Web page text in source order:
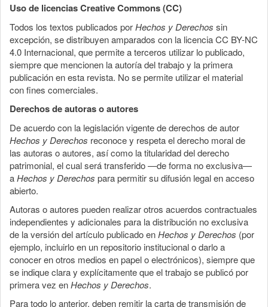
Uso de licencias Creative Commons (CC)
Todos los textos publicados porHechos y Derechos sin
excepción, se distribuyen amparados con la licencia CC BY-NC
4.0 Internacional, que permite a terceros utilizar lo publicado,
siempre que mencionen la autoría del trabajo y la primera
publicación en esta revista. No se permite utilizar el material
con fines comerciales.
Derechos de autoras o autores
De acuerdo con la legislación vigente de derechos de autor
Hechos y Derechos reconoce y respeta el derecho moral de
las autoras o autores, así como la titularidad del derecho
patrimonial, el cual será transferido —de forma no exclusiva—
aHechos y Derechos para permitir su difusión legal en acceso
abierto.
Autoras o autores pueden realizar otros acuerdos contractuales
independientes y adicionales para la distribución no exclusiva
de la versión del artículo publicado enHechos y Derechos (por
ejemplo, incluirlo en un repositorio institucional o darlo a
conocer en otros medios en papel o electrónicos), siempre que
se indique clara y explícitamente que el trabajo se publicó por
primera vez enHechos y Derechos.
Para todo lo anterior, deben remitir la carta de transmisión de